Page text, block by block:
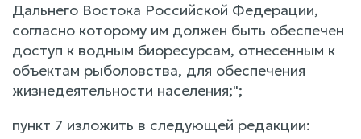
Дальнего Востока Российской Федерации,
согласно которому им должен быть обеспечен
доступ к водным биоресурсам, отнесенным к
объектам рыболовства, для обеспечения
жизнедеятельности населения;";
пункт 7 изложить в следующей редакции: